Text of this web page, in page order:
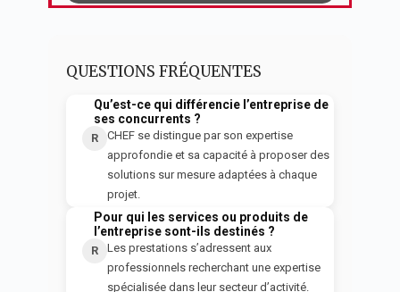
QUESTIONS FRÉQUENTES
Qu’est-ce qui différencie l’entreprise de
ses concurrents ?
R
CHEF se distingue par son expertise
approfondie et sa capacité à proposer des
solutions sur mesure adaptées à chaque
projet.
Pour qui les services ou produits de
l’entreprise sont-ils destinés ?
R
Les prestations s’adressent aux
professionnels recherchant une expertise
spécialisée dans leur secteur d’activité.